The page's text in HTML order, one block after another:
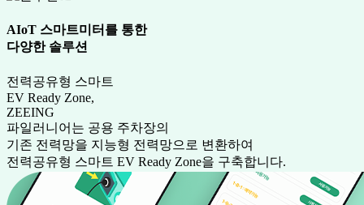
AIoT 스마트미터를 통한
다양한 솔루션
전력공유형 스마트
EV Ready Zone,
ZEEING
파일러니어는 공용 주차장의
기존 전력망을 지능형 전력망으로 변환하여
전력공유형 스마트 EV Ready Zone을 구축합니다.